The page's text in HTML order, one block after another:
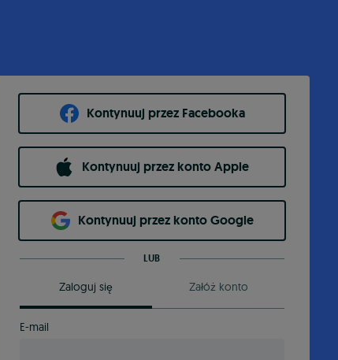
Kontynuuj przez Facebooka
Kontynuuj przez konto Apple
Kontynuuj przez konto Google
LUB
Zaloguj się Załóż konto
E-mail